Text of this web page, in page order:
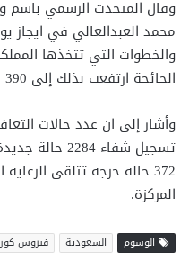
وقال المتحدث الرسمي باسم
محمد العبدالعالي في
والخطوات التي تتخذها
الجائحة ارتفعت بذلك إلى 390 متوفى و72560 مصابا.
تسجيل شفاء
372 حالة حرجة تتلقى
المركزة.
الوسوم السعودية فيروس